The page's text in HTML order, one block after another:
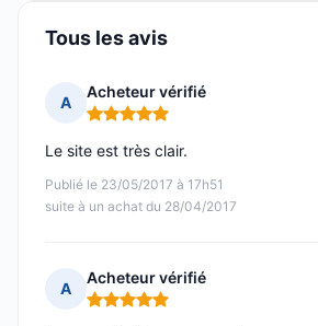
Tous les avis
A
Acheteur vérifié
Note : 5 sur 5
Publié le 23/05/2017 à 17h51
suite à un achat du 28/04/2017
Le site est très clair.
A
Acheteur vérifié
Note : 5 sur 5